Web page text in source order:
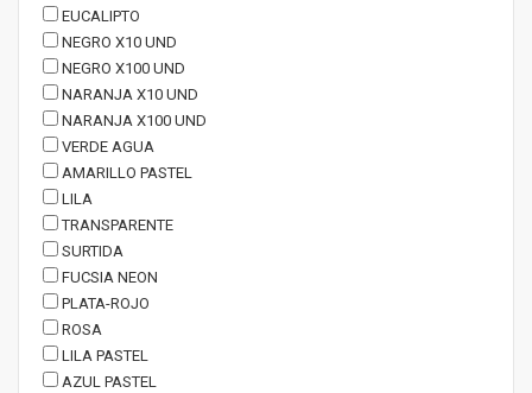
EUCALIPTO
NEGRO X10 UND
NEGRO X100 UND
NARANJA X10 UND
NARANJA X100 UND
VERDE AGUA
AMARILLO PASTEL
LILA
TRANSPARENTE
SURTIDA
FUCSIA NEON
PLATA-ROJO
ROSA
LILA PASTEL
AZUL PASTEL